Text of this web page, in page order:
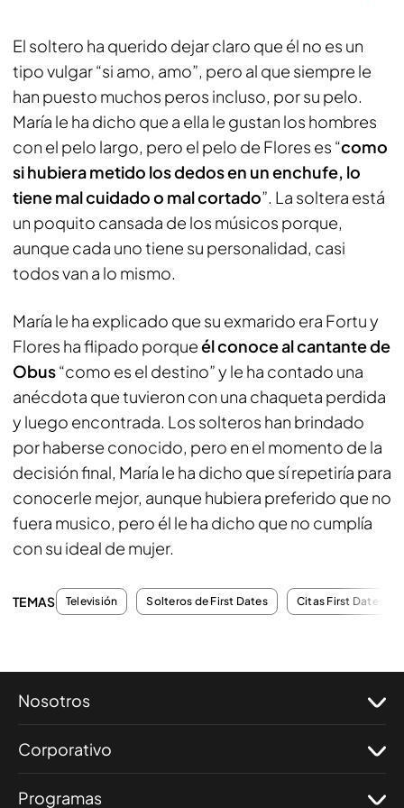
El soltero ha querido dejar claro que él no es un
tipo vulgar “si amo, amo”, pero al que siempre le
han puesto muchos peros incluso, por su pelo.
María le ha dicho que a ella le gustan los hombres
con el pelo largo, pero el pelo de Flores es “como
si hubiera metido los dedos en un enchufe, lo
tiene mal cuidado o mal cortado”. La soltera está
un poquito cansada de los músicos porque,
aunque cada uno tiene su personalidad, casi
todos van a lo mismo.
María le ha explicado que su exmarido era Fortu y
Flores ha flipado porqueél conoce al cantante de
Obus“como es el destino” y le ha contado una
anécdota que tuvieron con una chaqueta perdida
y luego encontrada. Los solteros han brindado
por haberse conocido, pero en el momento de la
decisión final, María le ha dicho que sí repetiría para
conocerle mejor, aunque hubiera preferido que no
fuera musico, pero él le ha dicho que no cumplía
con su ideal de mujer.
TEMAS Televisión Solteros de First Dates Citas First Dates
Nosotros
Corporativo
Programas